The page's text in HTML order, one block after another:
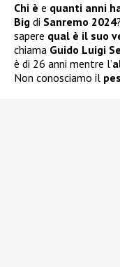
Chi è e quanti anni
Big di Sanremo 2024
sapere qual è il suo
chiama Guido Luigi
è di 26 anni mentre l’
Non conosciamo il